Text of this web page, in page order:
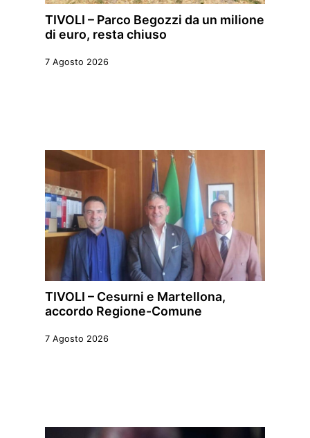
TIVOLI – Parco Begozzi da un milione
di euro, resta chiuso
7 Agosto 2026
TIVOLI – Cesurni e Martellona,
accordo Regione-Comune
7 Agosto 2026